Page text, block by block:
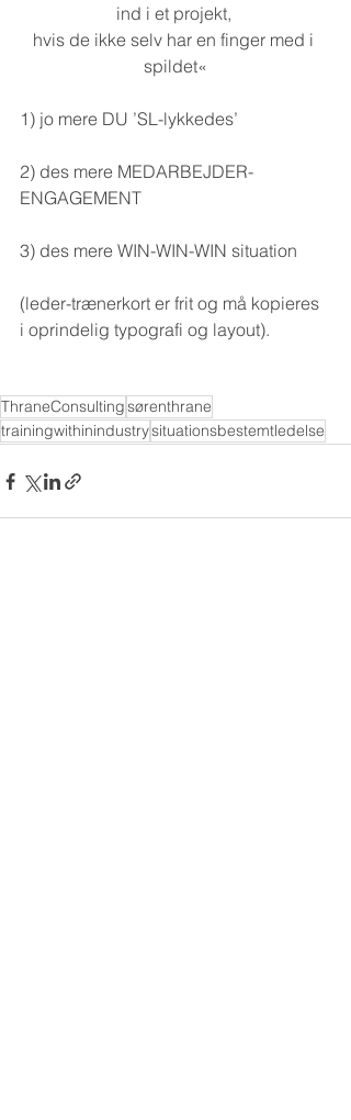
ind i et projekt,
hvis de ikke selv har en finger med i
spildet«
1) jo mere DU ’SL-lykkedes’
2) des mere MEDARBEJDER-
ENGAGEMENT
3) des mere WIN-WIN-WIN situation
(leder-trænerkort er frit og må kopieres
i oprindelig typografi og layout).
ThraneConsultingsørenthrane
trainingwithinindustrysituationsbestemtledelse